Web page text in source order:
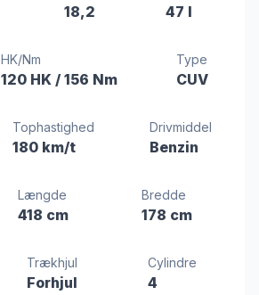
18,2 47 l
HK/Nm
120 HK/ 156 Nm
Type
CUV
Tophastighed
180 km/t
Drivmiddel
Benzin
Længde
418 cm
Bredde
178 cm
Trækhjul
Forhjul
Cylindre
4